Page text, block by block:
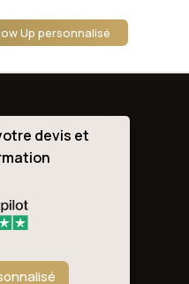
Up personnalisé
devis et